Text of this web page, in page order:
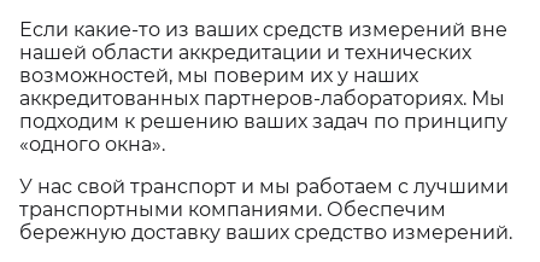
Если какие-то из ваших средств измерений вне
нашей области аккредитации и технических
возможностей, мы поверим их у наших
аккредитованных партнеров-лабораториях. Мы
подходим к решению ваших задач по принципу
«одного окна».
У нас свой транспорт и мы работаем с лучшими
транспортными компаниями. Обеспечим
бережную доставку ваших средство измерений.